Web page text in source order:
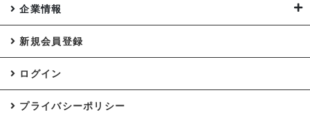
企業情報
新規会員登録
ログイン
プライバシーポリシー